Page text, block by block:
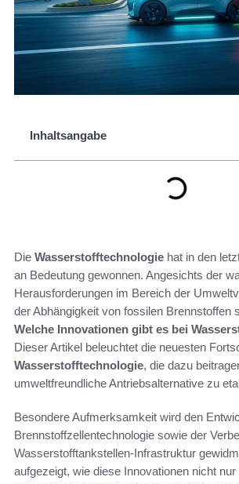
Inhaltsangabe
Die Wasserstofftechnologie hat in den
an Bedeutung gewonnen. Angesichts der
Herausforderungen im Bereich der
der Abhängigkeit von fossilen Brennstoffen
Welche Innovationen gibt es bei
Dieser Artikel beleuchtet die neuesten
Wasserstofftechnologie, die dazu
umweltfreundliche Antriebsalternative zu
Besondere Aufmerksamkeit wird den
Brennstoffzellentechnologie sowie der
Wasserstofftankstellen-Infrastruktur
aufgezeigt, wie diese Innovationen nicht